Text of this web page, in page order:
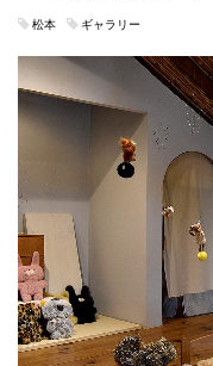
松本 ギャラリー